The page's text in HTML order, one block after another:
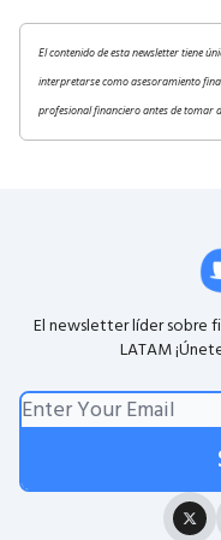
El contenido de esta newsletter tiene
interpretarse como asesoramiento
profesional financiero antes de tomar
El newsletter líder sobre
LATAM